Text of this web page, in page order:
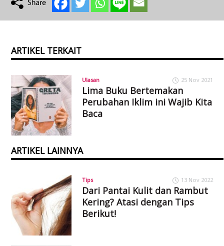
ARTIKEL TERKAIT
Ulasan 25 Nov 2021
Lima Buku Bertemakan
Perubahan Iklim ini Wajib Kita
Baca
ARTIKEL LAINNYA
Tips 13 Nov 2022
Dari Pantai Kulit dan Rambut
Kering? Atasi dengan Tips
Berikut!